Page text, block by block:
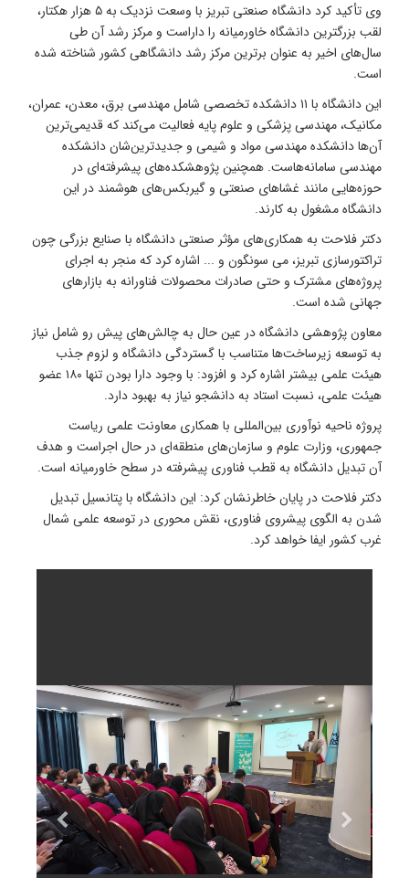
وی تأکید کرد دانشگاه صنعتی تبریز با وسعت نزدیک به ۵ هزار هکتار،
لقب بزرگترین دانشگاه خاورمیانه را داراست و مرکز رشد آن طی
سال‌های اخیر به عنوان برترین مرکز رشد دانشگاهی کشور شناخته شده
است.
این دانشگاه با ۱۱ دانشکده تخصصی شامل مهندسی برق، معدن، عمران،
مکانیک، مهندسی پزشکی و علوم پایه فعالیت می‌کند که قدیمی‌ترین
آن‌ها دانشکده مهندسی مواد و شیمی و جدیدترین‌شان دانشکده
مهندسی سامانه‌هاست. همچنین پژوهشکده‌های پیشرفته‌ای در
حوزه‌هایی مانند غشاهای صنعتی و گیربکس‌های هوشمند در این
دانشگاه مشغول به کارند.
دکتر فلاحت به همکاری‌های مؤثر صنعتی دانشگاه با صنایع بزرگی چون
تراکتورسازی تبریز، می سونگون و ... اشاره کرد که منجر به اجرای
پروژه‌های مشترک و حتی صادرات محصولات فناورانه به بازارهای
جهانی شده است.
معاون پژوهشی دانشگاه در عین حال به چالش‌های پیش رو شامل نیاز
به توسعه زیرساخت‌ها متناسب با گستردگی دانشگاه و لزوم جذب
هیئت علمی بیشتر اشاره کرد و افزود: با وجود دارا بودن تنها ۱۸۰ عضو
هیئت علمی، نسبت استاد به دانشجو نیاز به بهبود دارد.
پروژه ناحیه نوآوری بین‌المللی با همکاری معاونت علمی ریاست
جمهوری، وزارت علوم و سازمان‌های منطقه‌ای در حال اجراست و هدف
آن تبدیل دانشگاه به قطب فناوری پیشرفته در سطح خاورمیانه است.
دکتر فلاحت در پایان خاطرنشان کرد: این دانشگاه با پتانسیل تبدیل
شدن به الگوی پیشروی فناوری، نقش محوری در توسعه علمی شمال
غرب کشور ایفا خواهد کرد.